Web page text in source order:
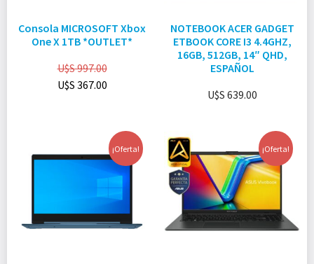
Consola MICROSOFT Xbox
One X 1TB *OUTLET*
U$S997.00
U$S 367.00
NOTEBOOK ACER GADGET
ETBOOK CORE I3 4.4GHZ,
16GB, 512GB, 14″ QHD,
ESPAÑOL
U$S 639.00
¡Oferta! ¡Oferta!